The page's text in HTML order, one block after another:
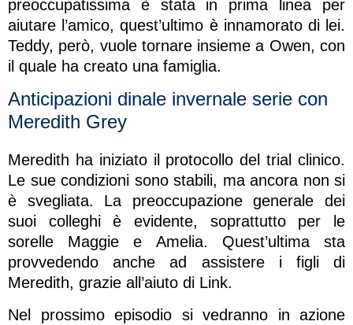
preoccupatissima è stata in prima linea per
aiutare l’amico, quest’ultimo è innamorato di lei.
Teddy, però, vuole tornare insieme a Owen, con
il quale ha creato una famiglia.
Anticipazioni dinale invernale serie con
Meredith Grey
Meredith ha iniziato il protocollo del trial clinico.
Le sue condizioni sono stabili, ma ancora non si
è svegliata. La preoccupazione generale dei
suoi colleghi è evidente, soprattutto per le
sorelle Maggie e Amelia. Quest’ultima sta
provvedendo anche ad assistere i figli di
Meredith, grazie all’aiuto di Link.
Nel prossimo episodio si vedranno in azione